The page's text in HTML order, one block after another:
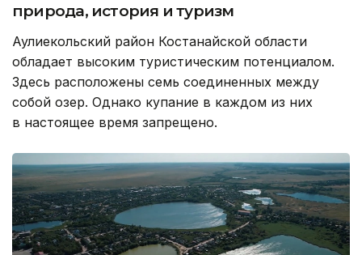
природа, история и туризм
Аулиекольский район Костанайской области
обладает высоким туристическим потенциалом.
Здесь расположены семь соединенных между
собой озер. Однако купание в каждом из них
в настоящее время запрещено.